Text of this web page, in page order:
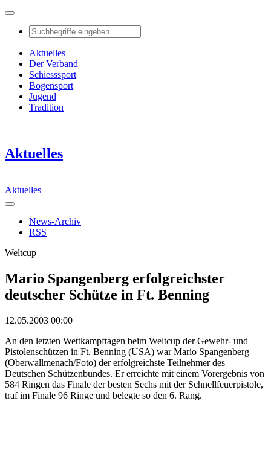
Aktuelles
Der Verband
Schiesssport
Bogensport
Jugend
Tradition
Aktuelles
Aktuelles
News-Archiv
RSS
Weltcup
Mario Spangenberg erfolgreichster
deutscher Schütze in Ft. Benning
12.05.2003 00:00
An den letzten Wettkampftagen beim Weltcup der Gewehr- und
Pistolenschützen in Ft. Benning (USA) war Mario Spangenberg
(Oberwallmenach/Foto) der erfolgreichste Teilnehmer des
Deutschen Schützenbundes. Er erreichte mit einem Vorergebnis von
584 Ringen das Finale der besten Sechs mit der Schnellfeuerpistole,
traf im Finale 96 Ringe und belegte so den 6. Rang.